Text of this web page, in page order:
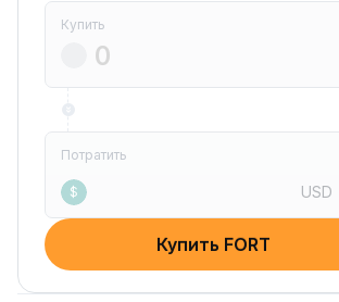
Купить
Потратить
$ USD
Купить FORT